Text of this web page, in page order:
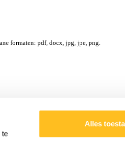
te
Alles
formaten: pdf, docx, jpg, jpe, png.
btw, Whk-beschikking: € 105,- excl.